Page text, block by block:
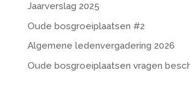
Jaarverslag 2025
Oude bosgroeiplaatsen #2
Algemene ledenvergadering 2026
Oude bosgroeiplaatsen vragen